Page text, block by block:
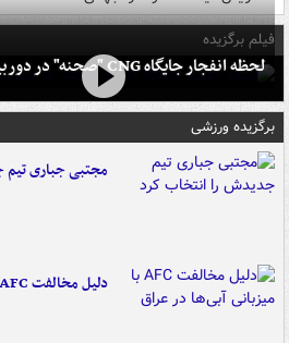
فیلم برگزیده
لحظه انفجار جایگاه CNG "صحنه" در دوربین مداربسته
برگزیده ورزشی
مجتبی جباری تیم
دلیل مخالفت AFC با میزبانی آبی‌ها در عراق